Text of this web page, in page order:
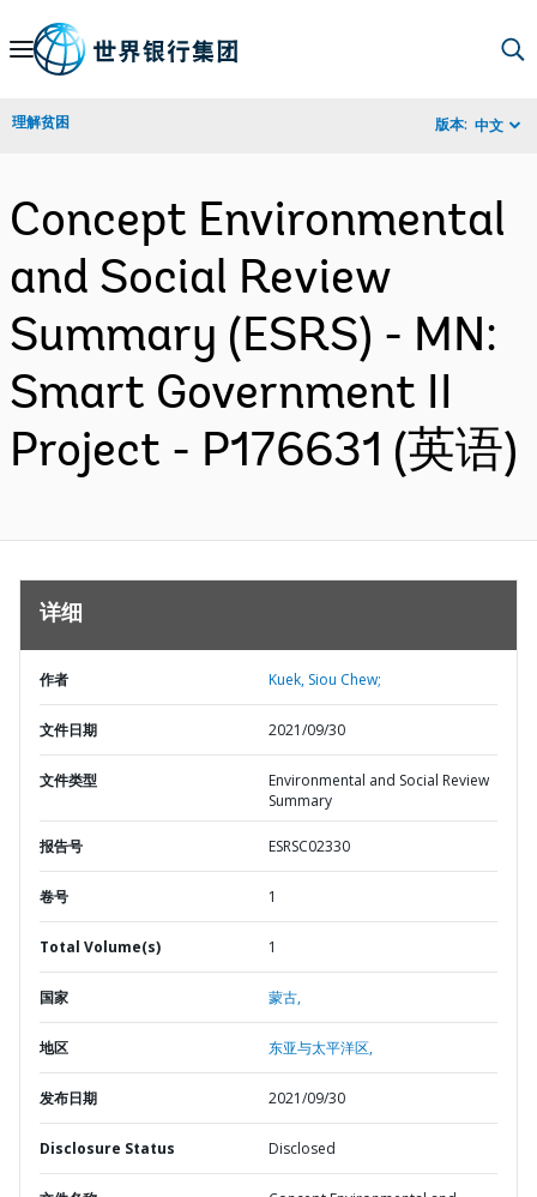
Skip
Navigation
理解贫困 版本: 中文
Concept Environmental
and Social Review
Summary (ESRS) - MN:
Smart Government II
Project - P176631 (英语)
详细
作者 Kuek, Siou Chew;
文件日期 2021/09/30
文件类型
Environmental and Social Review
Summary
报告号 ESRSC02330
卷号 1
Total Volume(s) 1
国家 蒙古,
地区 东亚与太平洋区,
发布日期 2021/09/30
Disclosure Status Disclosed